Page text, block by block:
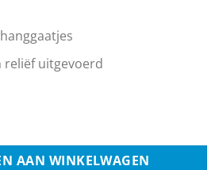
reliëf uitgevoerd
Mother Road aantal
AAN WINKELWAGEN